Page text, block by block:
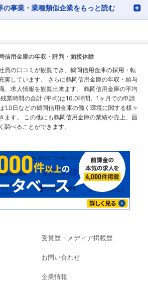
の事業・業種類似企業をもっと読む
信用金庫の年収・評判・面接体験
員の口コミが観覧でき、鶴岡信用金庫の採用・転
実しています。 さらに鶴岡信用金庫の年収・給与
、求人情報を観覧出来ます。 鶴岡信用金庫の平均
業時間の合計 (平均)は10.0時間、1ヶ月での申請
1.0日などの鶴岡信用金庫の働く環境に関する様々
ます。 この他にも鶴岡信用金庫の業績や売上、面
べることができます。
受賞歴・メディア掲載歴
お問い合わせ
企業情報